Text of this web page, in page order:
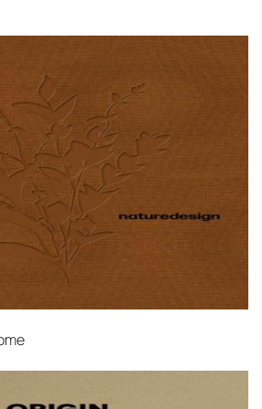
Все международные
в соответствии с
стандартами. Клиенты могут
страхование для
товара.